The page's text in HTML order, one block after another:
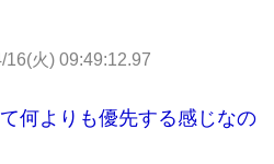
16(火) 09:49:12.97
何よりも優先する感じなの